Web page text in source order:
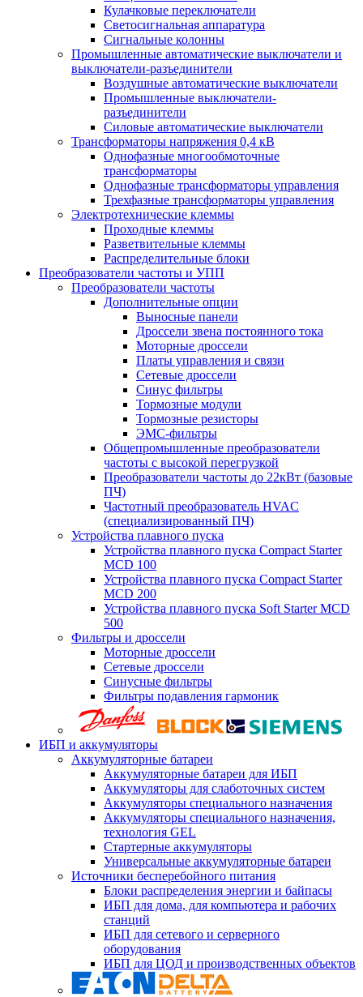
Кулачковые переключатели
Светосигнальная аппаратура
Сигнальные колонны
Промышленные автоматические выключатели и
выключатели-разъединители
Воздушные автоматические выключатели
Промышленные выключатели-
разъединители
Силовые автоматические выключатели
Трансформаторы напряжения 0,4 кВ
Однофазные многообмоточные
трансформаторы
Однофазные трансформаторы управления
Трехфазные трансформаторы управления
Электротехнические клеммы
Проходные клеммы
Разветвительные клеммы
Распределительные блоки
Преобразователи частоты и УПП
Преобразователи частоты
Дополнительные опции
Выносные панели
Дроссели звена постоянного тока
Моторные дроссели
Платы управления и связи
Сетевые дроссели
Синус фильтры
Тормозные модули
Тормозные резисторы
ЭМС-фильтры
Общепромышленные преобразователи
частоты с высокой перегрузкой
Преобразователи частоты до 22кВт (базовые
ПЧ)
Частотный преобразователь HVAC
(специализированный ПЧ)
Устройства плавного пуска
Устройства плавного пуска Compact Starter
MCD 100
Устройства плавного пуска Compact Starter
MCD 200
Устройства плавного пуска Soft Starter MCD
500
Фильтры и дроссели
Моторные дроссели
Сетевые дроссели
Синусные фильтры
Фильтры подавления гармоник
ИБП и аккумуляторы
Аккумуляторные батареи
Аккумуляторные батареи для ИБП
Аккумуляторы для слаботочных систем
Аккумуляторы специального назначения
Аккумуляторы специального назначения,
технология GEL
Стартерные аккумуляторы
Универсальные аккумуляторные батареи
Источники бесперебойного питания
Блоки распределения энергии и байпасы
ИБП для дома, для компьютера и рабочих
станций
ИБП для сетевого и серверного
оборудования
ИБП для ЦОД и производственных объектов